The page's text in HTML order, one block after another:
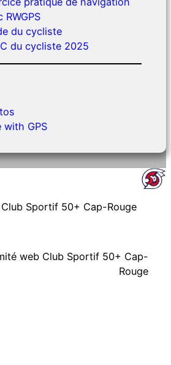
RWGPS
du cycliste
du cycliste 2025
with GPS
Sportif 50+ Cap-Rouge
web Club Sportif 50+ Cap-
Rouge